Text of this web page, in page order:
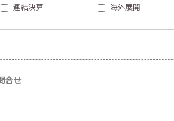
連結決算 海外展開
合せ